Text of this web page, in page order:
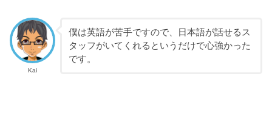
Kai
僕は英語が苦手ですので、日本語が話せるス
タッフがいてくれるというだけで心強かった
です。